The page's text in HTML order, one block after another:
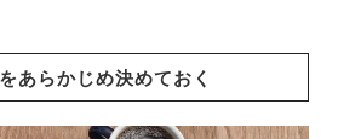
あらかじめ決めておく